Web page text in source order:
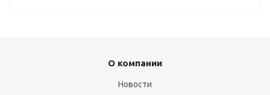
О компании
Новости